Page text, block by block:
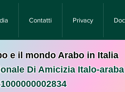
Contatti Privacy
e il mondo Arabo in Italia
Di Amicizia Italo-